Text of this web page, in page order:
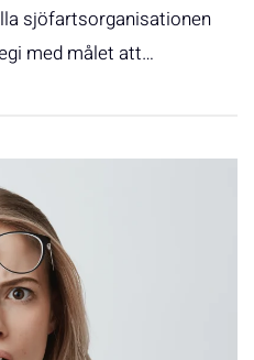
sjöfartsorganisationen
med målet att…